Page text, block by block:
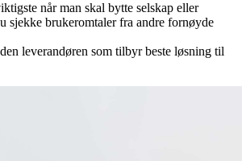
når man skal bytte selskap eller
sjekke brukeromtaler fra andre fornøyde
leverandøren som tilbyr beste løsning til